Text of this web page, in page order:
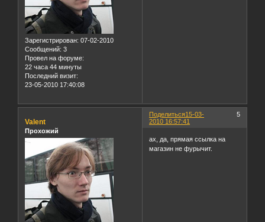
Зарегистрирован: 07-02-2010
Сообщений: 3
Провел на форуме:
22 часа 44 минуты
Последний визит:
23-05-2010 17:40:08
Поделиться 5
15-03-
2010 16:57:41
Valent
Прохожий
ах, да, прямая ссылка на
магазин не фурычит.